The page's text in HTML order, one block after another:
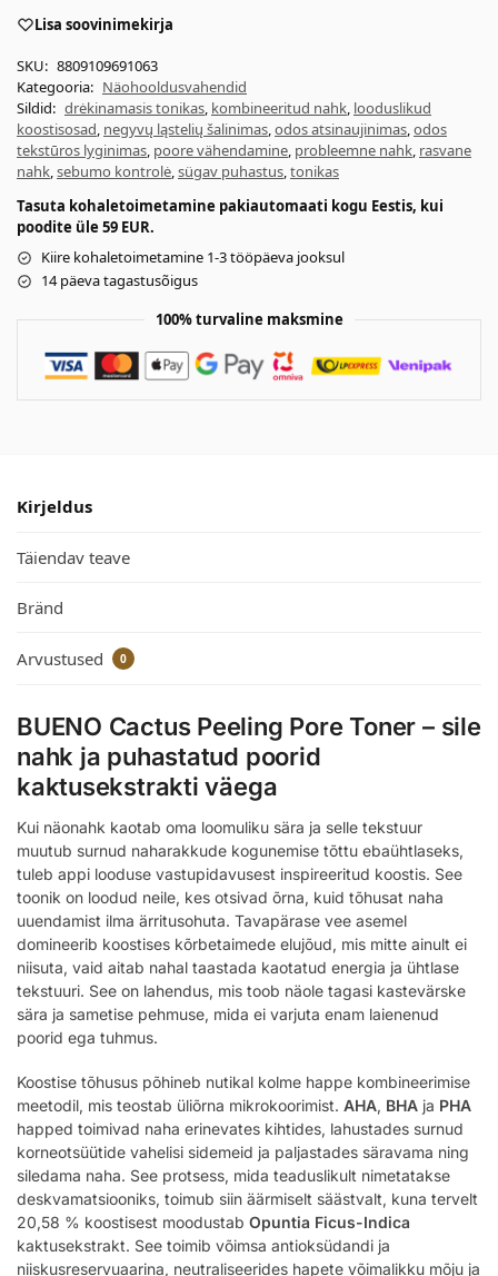
Lisa soovinimekirja
SKU: 8809109691063
Kategooria: Näohooldusvahendid
Sildid: drėkinamasis tonikas, kombineeritud nahk, looduslikud
koostisosad, negyvų ląstelių šalinimas,odos atsinaujinimas,odos
tekstūros lyginimas, poore vähendamine, probleemne nahk, rasvane
nahk,sebumo kontrolė,sügav puhastus,tonikas
Tasuta kohaletoimetamine pakiautomaati kogu Eestis, kui
poodite üle 59 EUR.
Kiire kohaletoimetamine 1-3 tööpäeva jooksul
14 päeva tagastusõigus
100% turvaline maksmine
Kirjeldus
Täiendav teave
Bränd
Arvustused 0
BUENO Cactus Peeling Pore Toner – sile
nahk ja puhastatud poorid
kaktusekstrakti väega
Kui näonahk kaotab oma loomuliku sära ja selle tekstuur
muutub surnud naharakkude kogunemise tõttu ebaühtlaseks,
tuleb appi looduse vastupidavusest inspireeritud koostis. See
toonik on loodud neile, kes otsivad õrna, kuid tõhusat naha
uuendamist ilma ärritusohuta. Tavapärase vee asemel
domineerib koostises kõrbetaimede elujõud, mis mitte ainult ei
niisuta, vaid aitab nahal taastada kaotatud energia ja ühtlase
tekstuuri. See on lahendus, mis toob näole tagasi kastevärske
sära ja sametise pehmuse, mida ei varjuta enam laienenud
poorid ega tuhmus.
Koostise tõhusus põhineb nutikal kolme happe kombineerimise
meetodil, mis teostab üliõrna mikrokoorimist. AHA, BHA ja PHA
happed toimivad naha erinevates kihtides, lahustades surnud
korneotsüütide vahelisi sidemeid ja paljastades säravama ning
siledama naha. See protsess, mida teaduslikult nimetatakse
deskvamatsiooniks, toimub siin äärmiselt säästvalt, kuna tervelt
20,58 % koostisest moodustab Opuntia Ficus-Indica
kaktusekstrakt. See toimib võimsa antioksüdandi ja
niiskusreservuaarina, neutraliseerides hapete võimalikku mõju ja